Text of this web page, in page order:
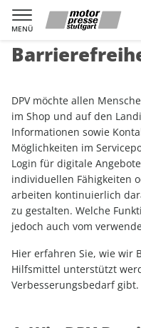
MENÜ
Warenkorb
DPV möchte allen
im Shop und auf den
Informationen sowie
Möglichkeiten im
Login für digitale
individuellen Fähigkeiten
arbeiten kontinuierlich
zu gestalten. Welche
jedoch auch vom
Hier erfahren Sie, wie wir
Hilfsmittel unterstützt
Verbesserungsbedarf gibt.